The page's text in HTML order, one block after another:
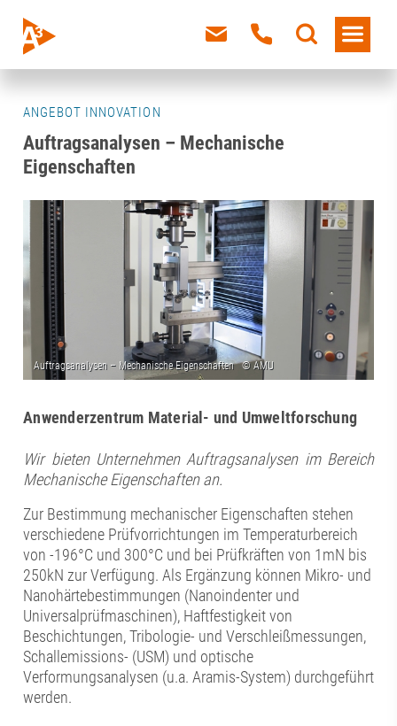
ANGEBOT INNOVATION
Auftragsanalysen – Mechanische
Eigenschaften
Anwenderzentrum Material- und Umweltforschung
Wir bieten Unternehmen Auftragsanalysen im Bereich
Mechanische Eigenschaften an.
Zur Bestimmung mechanischer Eigenschaften stehen
verschiedene Prüfvorrichtungen im Temperaturbereich
von -196°C und 300°C und bei Prüfkräften von 1mN bis
250kN zur Verfügung. Als Ergänzung können Mikro- und
Nanohärtebestimmungen (Nanoindenter und
Universalprüfmaschinen), Haftfestigkeit von
Beschichtungen, Tribologie- und Verschleißmessungen,
Schallemissions- (USM) und optische
Verformungsanalysen (u.a. Aramis-System) durchgeführt
werden.